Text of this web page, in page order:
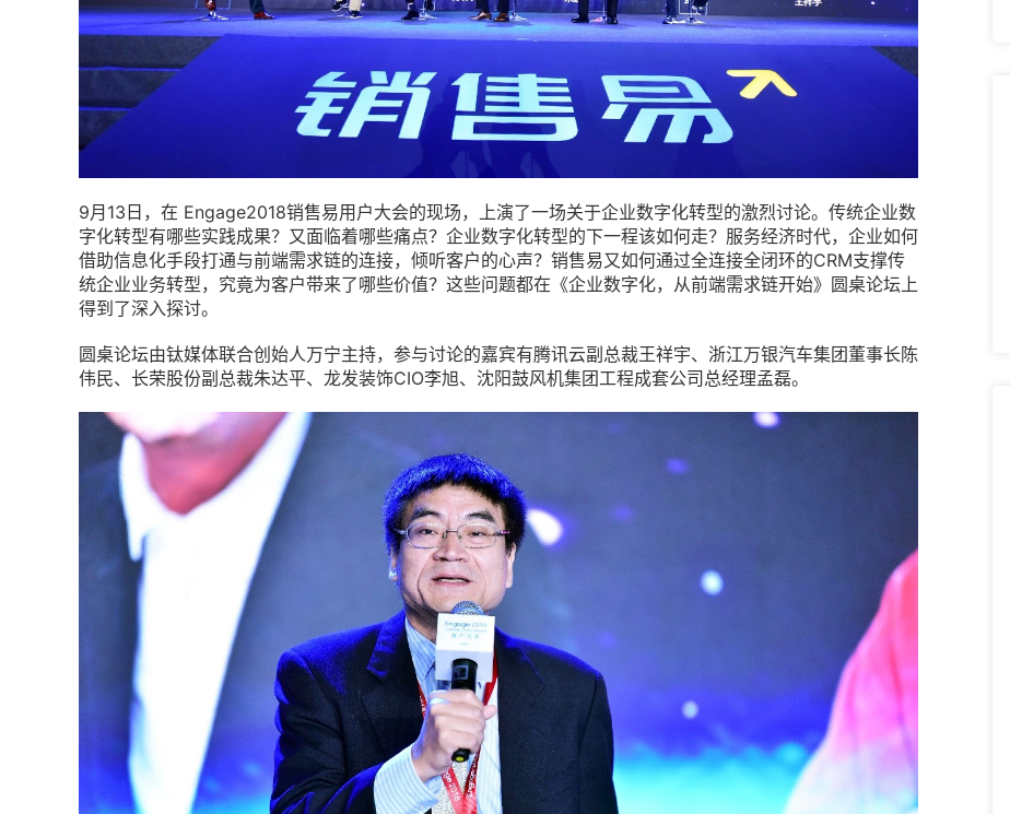
9月13日，在 Engage2018销售易用户大会的现场，上演了一场关于企业数字化转型的激烈讨论。传统企业数
字化转型有哪些实践成果？又面临着哪些痛点？企业数字化转型的下一程该如何走？服务经济时代，企业如何
借助信息化手段打通与前端需求链的连接，倾听客户的心声？销售易又如何通过全连接全闭环的CRM支撑传
统企业业务转型，究竟为客户带来了哪些价值？这些问题都在《企业数字化，从前端需求链开始》圆桌论坛上
得到了深入探讨。
圆桌论坛由钛媒体联合创始人万宁主持，参与讨论的嘉宾有腾讯云副总裁王祥宇、浙江万银汽车集团董事长陈
伟民、长荣股份副总裁朱达平、龙发装饰CIO李旭、沈阳鼓风机集团工程成套公司总经理孟磊。